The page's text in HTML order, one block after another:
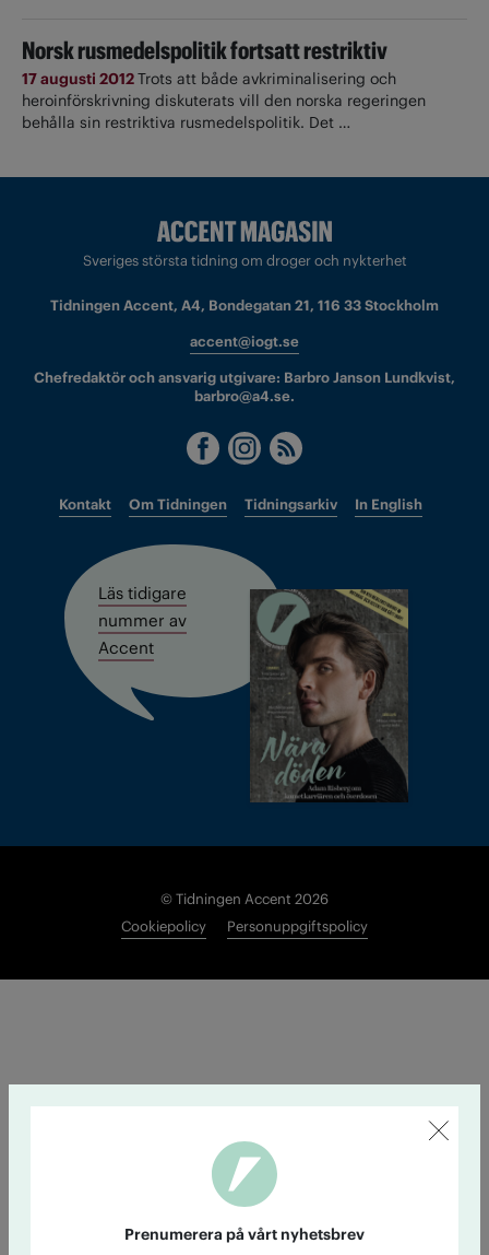
Norsk rusmedelspolitik fortsatt restriktiv
17 augusti 2012Trots att både avkriminalisering och
heroinförskrivning diskuterats vill den norska regeringen
behålla sin restriktiva rusmedelspolitik. Det …
Sveriges största tidning om droger och nykterhet
Tidningen Accent, A4, Bondegatan 21, 116 33 Stockholm
accent@iogt.se
Chefredaktör och ansvarig utgivare: Barbro Janson Lundkvist,
barbro@a4.se.
Kontakt Om Tidningen Tidningsarkiv In English
Läs tidigare
nummer av
Accent
© Tidningen Accent 2026
Cookiepolicy
Personuppgiftspolicy
Prenumerera på vårt nyhetsbrev